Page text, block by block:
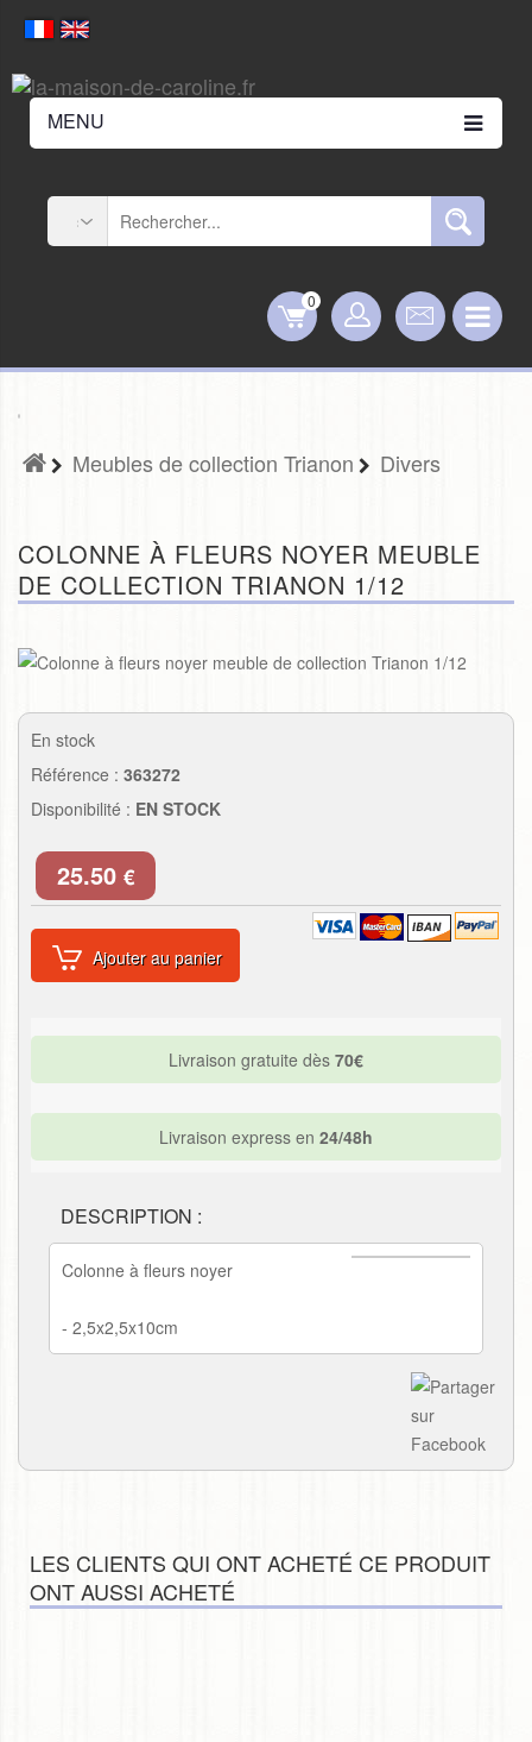
MENU
0
Meubles de collection Trianon Divers
COLONNE À FLEURS NOYER MEUBLE
DE COLLECTION TRIANON 1/12
En stock
Référence : 363272
Disponibilité : EN STOCK
25.50 €
Ajouter au panier
Livraison gratuite dès 70€
Livraison express en 24/48h
DESCRIPTION :
Colonne à fleurs noyer
- 2,5x2,5x10cm
LES CLIENTS QUI ONT ACHETÉ CE PRODUIT
ONT AUSSI ACHETÉ